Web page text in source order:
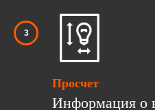
Просчет
Информация о